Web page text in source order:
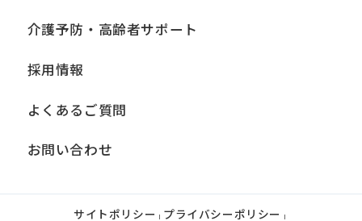
介護予防・高齢者サポート
採用情報
よくあるご質問
お問い合わせ
サイトポリシー | プライバシーポリシー |